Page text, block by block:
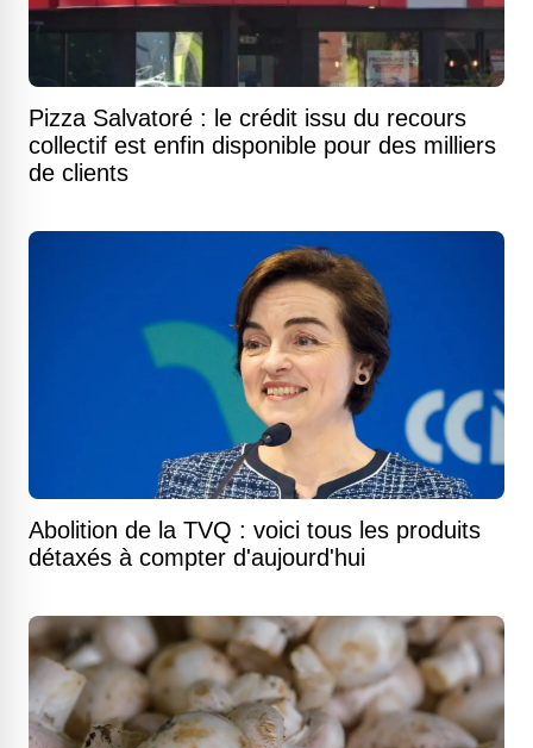
Pizza Salvatoré : le crédit issu du recours
collectif est enfin disponible pour des milliers
de clients
Abolition de la TVQ : voici tous les produits
détaxés à compter d'aujourd'hui